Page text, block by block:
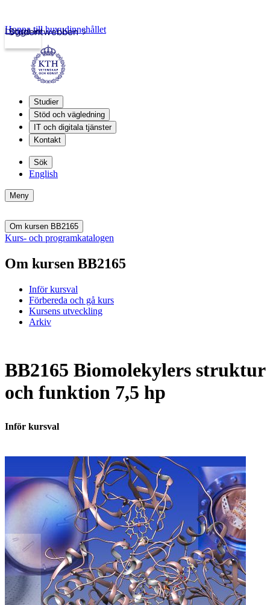
Studentwebben
Logga in
Hoppa till huvudinnehållet
Studier
Stöd och vägledning
IT och digitala tjänster
Kontakt
Sök
English
Meny
Om kursen BB2165
Kurs- och programkatalogen
Om kursen BB2165
Inför kursval
Förbereda och gå kurs
Kursens utveckling
Arkiv
BB2165 Biomolekylers struktur
och funktion 7,5 hp
Inför kursval